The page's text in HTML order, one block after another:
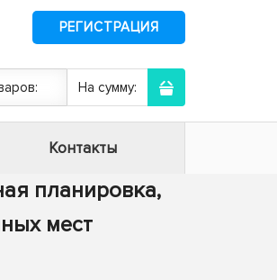
РЕГИСТРАЦИЯ
На сумму:
Контакты
планировка,
мест